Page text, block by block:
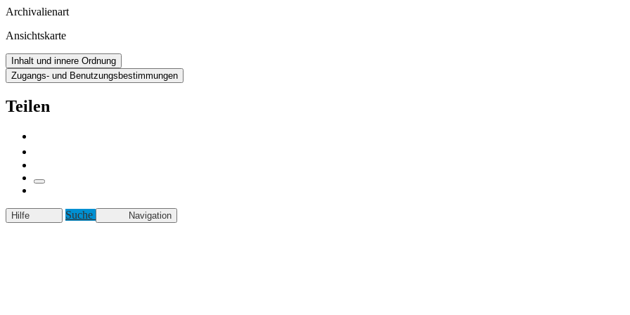
Archivalienart
Ansichtskarte
Inhalt und innere Ordnung
Zugangs- und Benutzungsbestimmungen
Teilen
Hilfe Suche Navigation